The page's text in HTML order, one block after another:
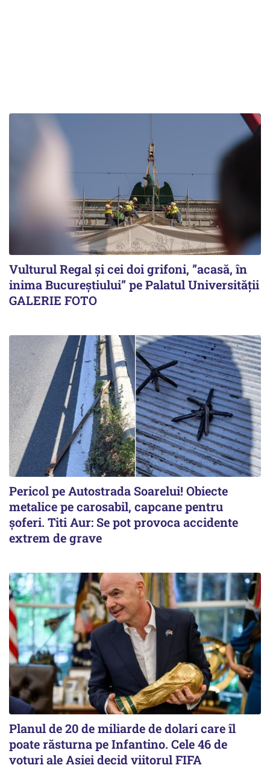
Vulturul Regal și cei doi grifoni, ”acasă, în
inima Bucureștiului” pe Palatul Universității
GALERIE FOTO
Pericol pe Autostrada Soarelui! Obiecte
metalice pe carosabil, capcane pentru
șoferi. Titi Aur: Se pot provoca accidente
extrem de grave
Planul de 20 de miliarde de dolari care îl
poate răsturna pe Infantino. Cele 46 de
voturi ale Asiei decid viitorul FIFA